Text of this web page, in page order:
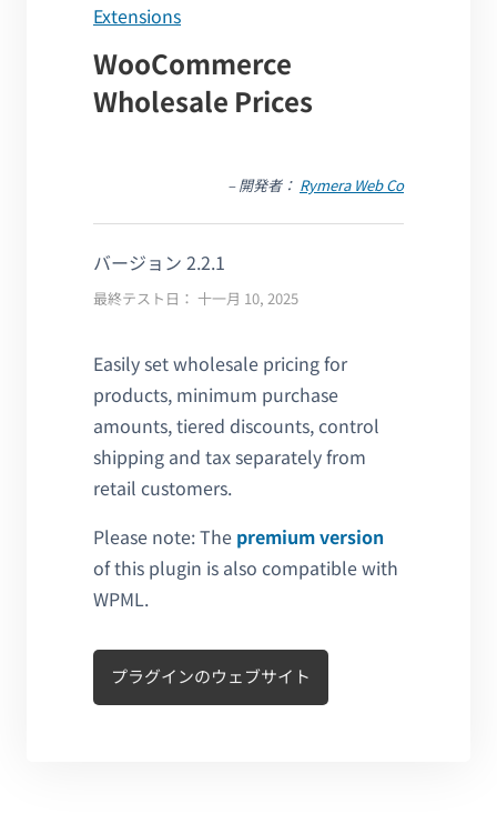
Extensions
WooCommerce
Wholesale Prices
– 開発者： Rymera Web Co
バージョン 2.2.1
最終テスト日： 十一月 10, 2025
Easily set wholesale pricing for
products, minimum purchase
amounts, tiered discounts, control
shipping and tax separately from
retail customers.
Please note: The premium version
of this plugin is also compatible with
WPML.
プラグインのウェブサイト